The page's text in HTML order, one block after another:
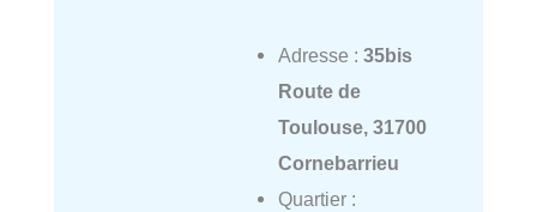
Adresse : 35bis
Route de
Toulouse, 31700
Cornebarrieu
Quartier :